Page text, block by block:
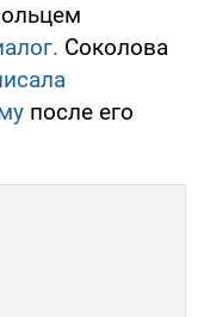
Соколова
после его